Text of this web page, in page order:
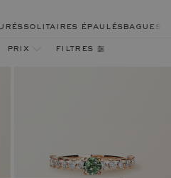
solitaires épaulésbagues
prix filtres